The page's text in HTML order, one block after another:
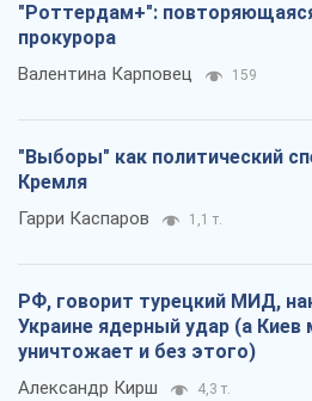
"Роттердам+":
прокурора
Валентина Карповец 159
"Выборы" как политический
Кремля
Гарри Каспаров 1,1 т.
РФ, говорит турецкий МИД,
Украине ядерный удар (а Киев
уничтожает и без этого)
Александр Кирш 4,3 т.